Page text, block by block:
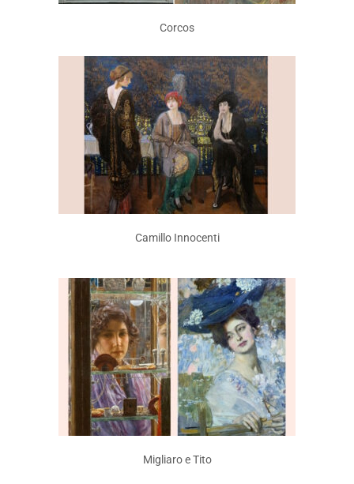
Corcos
Camillo Innocenti
Migliaro e Tito